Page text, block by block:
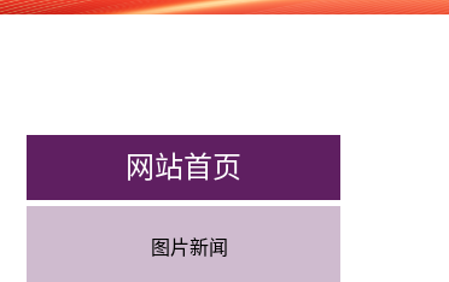
网站首页
图片新闻